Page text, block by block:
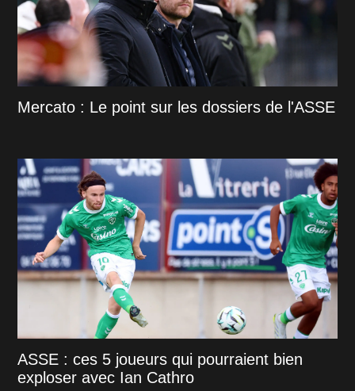
Mercato : Le point sur les dossiers de l'ASSE
ASSE : ces 5 joueurs qui pourraient bien
exploser avec Ian Cathro